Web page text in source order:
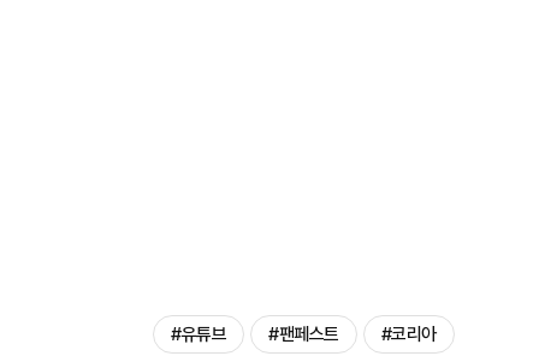
#유튜브 #팬페스트 #코리아